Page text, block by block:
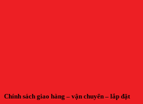
Chính sách giao hàng – vận chuyển – lắp đặt